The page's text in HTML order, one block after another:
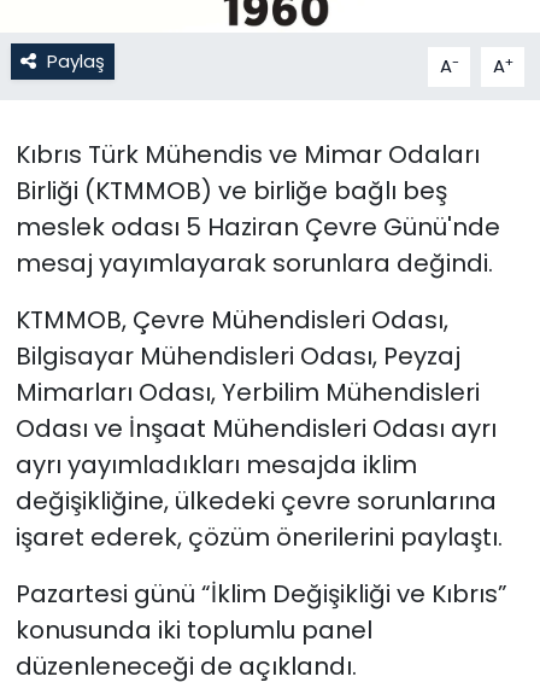
Paylaş A- A+
Kıbrıs Türk Mühendis ve Mimar Odaları
Birliği (KTMMOB) ve birliğe bağlı beş
meslek odası 5 Haziran Çevre Günü'nde
mesaj yayımlayarak sorunlara değindi.
KTMMOB, Çevre Mühendisleri Odası,
Bilgisayar Mühendisleri Odası, Peyzaj
Mimarları Odası, Yerbilim Mühendisleri
Odası ve İnşaat Mühendisleri Odası ayrı
ayrı yayımladıkları mesajda iklim
değişikliğine, ülkedeki çevre sorunlarına
işaret ederek, çözüm önerilerini paylaştı.
Pazartesi günü “İklim Değişikliği ve Kıbrıs”
konusunda iki toplumlu panel
düzenleneceği de açıklandı.
Otomobil Dünyası
SAĞLIK
Spor
Teknoloji
TÜRKiYE
Video Galeri
YAŞAM
Yazarlar